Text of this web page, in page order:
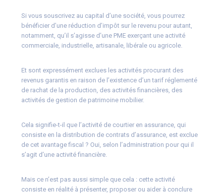
Si vous souscrivez au capital d’une société, vous pourrez
bénéficier d’une réduction d’impôt sur le revenu pour autant,
notamment, qu’il s’agisse d’une PME exerçant une activité
commerciale, industrielle, artisanale, libérale ou agricole.
Et sont expressément exclues les activités procurant des
revenus garantis en raison de l’existence d’un tarif réglementé
de rachat de la production, des activités financières, des
activités de gestion de patrimoine mobilier.
Cela signifie-t-il que l’activité de courtier en assurance, qui
consiste en la distribution de contrats d’assurance, est exclue
de cet avantage fiscal ? Oui, selon l’administration pour qui il
s’agit d’une activité financière.
Mais ce n’est pas aussi simple que cela : cette activité
consiste en réalité à présenter, proposer ou aider à conclure